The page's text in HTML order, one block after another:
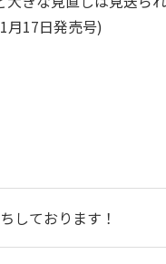
月17日発売号)
しております！